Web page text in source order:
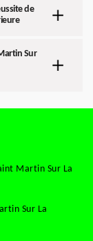
de
Sur
Martin Sur La
Sur La